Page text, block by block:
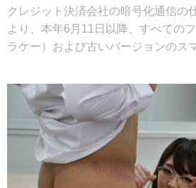
クレジット決済会社の暗号化通信の
より、本年6月11日以降、すべての
ラケー）および古いバージョンのス